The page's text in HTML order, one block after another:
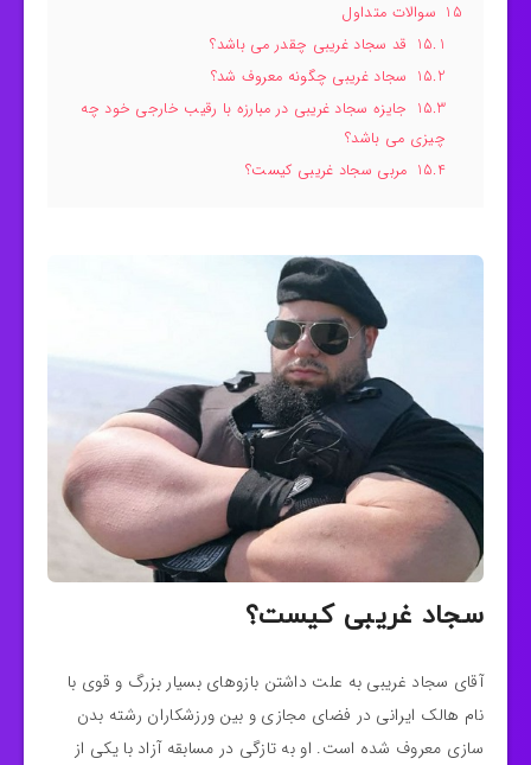
15 سوالات متداول
15.1 قد سجاد غریبی چقدر می باشد؟
15.2 سجاد غریبی چگونه معروف شد؟
15.3 جایزه سجاد غریبی در مبارزه با رقیب خارجی خود چه
چیزی می باشد؟
15.4 مربی سجاد غریبی کیست؟
سجاد غریبی کیست؟
آقای سجاد غریبی به علت داشتن بازوهای بسیار بزرگ و قوی با
نام هالک ایرانی در فضای مجازی و بین ورزشکاران رشته بدن
سازی معروف شده است. او به تازگی در مسابقه آزاد با یکی از